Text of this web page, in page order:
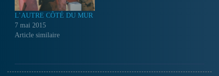
L’AUTRE CÔTÉ DU MUR
7 mai 2015
Article similaire